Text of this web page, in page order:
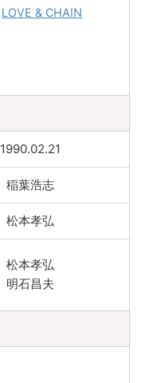
LOVE & CHAIN
1990.02.21
稲葉浩志
松本孝弘
松本孝弘
明石昌夫